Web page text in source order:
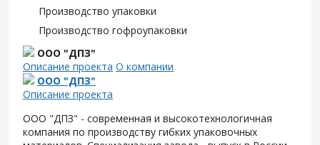
Производство упаковки
Производство гофроупаковки
ООО "ДПЗ"
Описание проекта О компании
ООО "ДПЗ"
Описание проекта
ООО "ДПЗ" - современная и высокотехнологичная
компания по производству гибких упаковочных